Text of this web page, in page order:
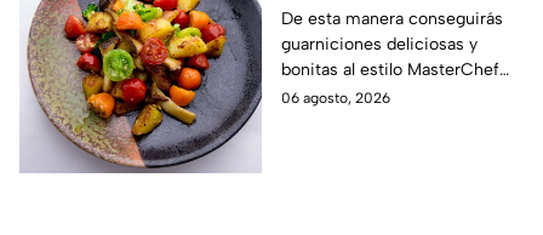
verduras crujientes y
con mucho color
De esta manera conseguirás
guarniciones deliciosas y
bonitas al estilo MasterChef
24/7.
06 agosto, 2026